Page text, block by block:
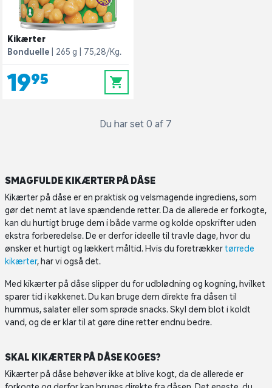
Kikærter
Bonduelle
265 g 75,28/Kg.
19,95 0
Du har set 0 af 7
SMAGFULDE KIKÆRTER PÅ DÅSE
Kikærter på dåse er en praktisk og velsmagende ingrediens, som
gør det nemt at lave spændende retter. Da de allerede er forkogte,
kan du hurtigt bruge dem i både varme og kolde opskrifter uden
ekstra forberedelse. De er derfor ideelle til travle dage, hvor du
ønsker et hurtigt og lækkert måltid. Hvis du foretrækkertørrede
kikærter, har vi også det.
Med kikærter på dåse slipper du for udblødning og kogning, hvilket
sparer tid i køkkenet. Du kan bruge dem direkte fra dåsen til
hummus, salater eller som sprøde snacks. Skyl dem blot i koldt
vand, og de er klar til at gøre dine retter endnu bedre.
SKAL KIKÆRTER PÅ DÅSE KOGES?
Kikærter på dåse behøver ikke at blive kogt, da de allerede er